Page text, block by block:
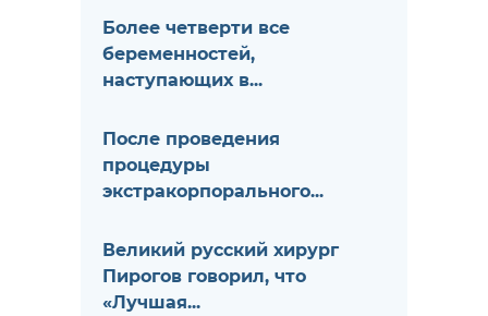
Более четверти все
беременностей,
наступающих в...
После проведения
процедуры
экстракорпорального...
Великий русский хирург
Пирогов говорил, что
«Лучшая...